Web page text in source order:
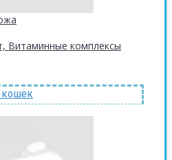
Витаминные комплексы